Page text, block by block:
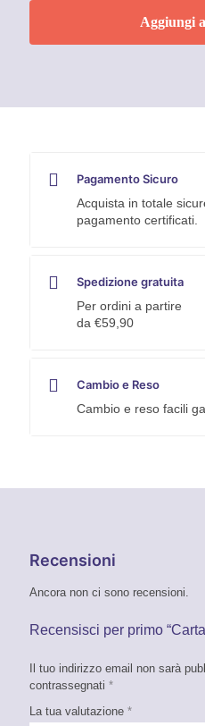
Aggiungi
Pagamento Sicuro
Acquista in totale
pagamento certificati.
Spedizione gratuita
Per ordini a partire
da €59,90
Cambio e Reso
Cambio e reso facili
Recensioni
Ancora non ci sono recensioni.
Recensisci per primo
Il tuo indirizzo email non sarà
contrassegnati *
La tua valutazione *